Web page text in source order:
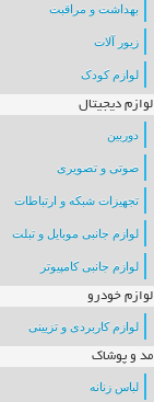
بهداشت و مراقبت
زیور آلات
لوازم کودک
لوازم دیجیتال
دوربین
صوتی و تصویری
تجهیزات شبکه و ارتباطات
لوازم جانبی موبایل و تبلت
لوازم جانبی کامپیوتر
لوازم خودرو
لوازم کاربردی و تزیینی
مد و پوشاک
لباس زنانه